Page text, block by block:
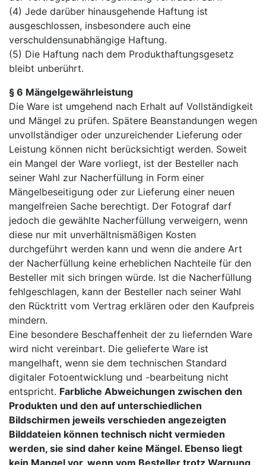
(4) Jede darüber hinausgehende Haftung ist
ausgeschlossen, insbesondere auch eine
verschuldensunabhängige Haftung.
(5) Die Haftung nach dem Produkthaftungsgesetz
bleibt unberührt.
§ 6 Mängelgewährleistung
Die Ware ist umgehend nach Erhalt auf Vollständigkeit
und Mängel zu prüfen. Spätere Beanstandungen wegen
unvollständiger oder unzureichender Lieferung oder
Leistung können nicht berücksichtigt werden. Soweit
ein Mangel der Ware vorliegt, ist der Besteller nach
seiner Wahl zur Nacherfüllung in Form einer
Mängelbeseitigung oder zur Lieferung einer neuen
mangelfreien Sache berechtigt. Der Fotograf darf
jedoch die gewählte Nacherfüllung verweigern, wenn
diese nur mit unverhältnismäßigen Kosten
durchgeführt werden kann und wenn die andere Art
der Nacherfüllung keine erheblichen Nachteile für den
Besteller mit sich bringen würde. Ist die Nacherfüllung
fehlgeschlagen, kann der Besteller nach seiner Wahl
den Rücktritt vom Vertrag erklären oder den Kaufpreis
mindern.
Eine besondere Beschaffenheit der zu liefernden Ware
wird nicht vereinbart. Die gelieferte Ware ist
mangelhaft, wenn sie dem technischen Standard
digitaler Fotoentwicklung und -bearbeitung nicht
entspricht. Farbliche Abweichungen zwischen den
Produkten und den auf unterschiedlichen
Bildschirmen jeweils verschieden angezeigten
Bilddateien können technisch nicht vermieden
werden, sie sind daher keine Mängel. Ebenso liegt
kein Mangel vor, wenn vom Besteller trotz Warnung